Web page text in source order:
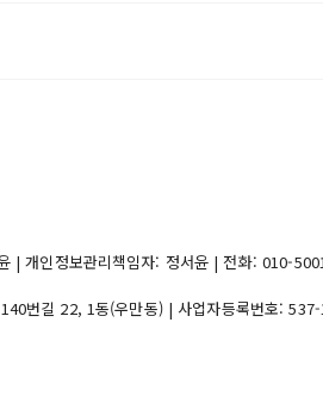
| 개인정보관리책임자: 정서윤 | 전화: 010-
번길 22, 1동(우만동) | 사업자등록번호: